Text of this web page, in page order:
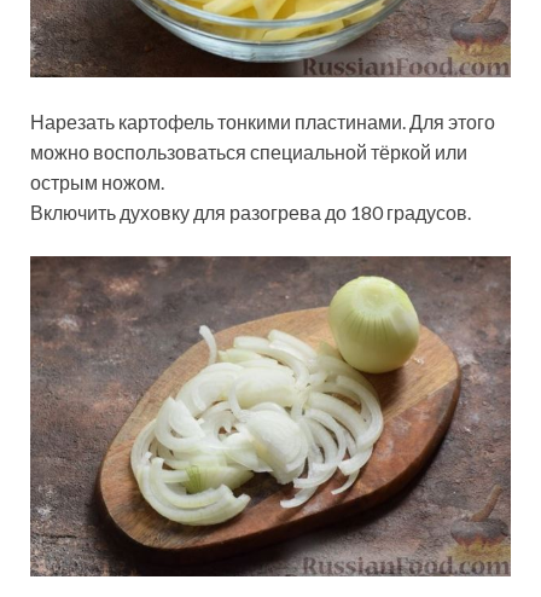
Нарезать картофель тонкими пластинами. Для этого
можно воспользоваться специальной тёркой или
острым ножом.
Включить духовку для разогрева до 180 градусов.